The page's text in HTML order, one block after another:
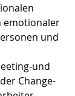
emotionaler
und
und
Change-